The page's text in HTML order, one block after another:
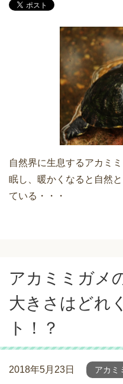
自然界に生息するアカミ
眠し、暖かくなると自然
ている・・・
アカミミガメ
大きさはどれ
ト！？
2018年5月23日 アカミ